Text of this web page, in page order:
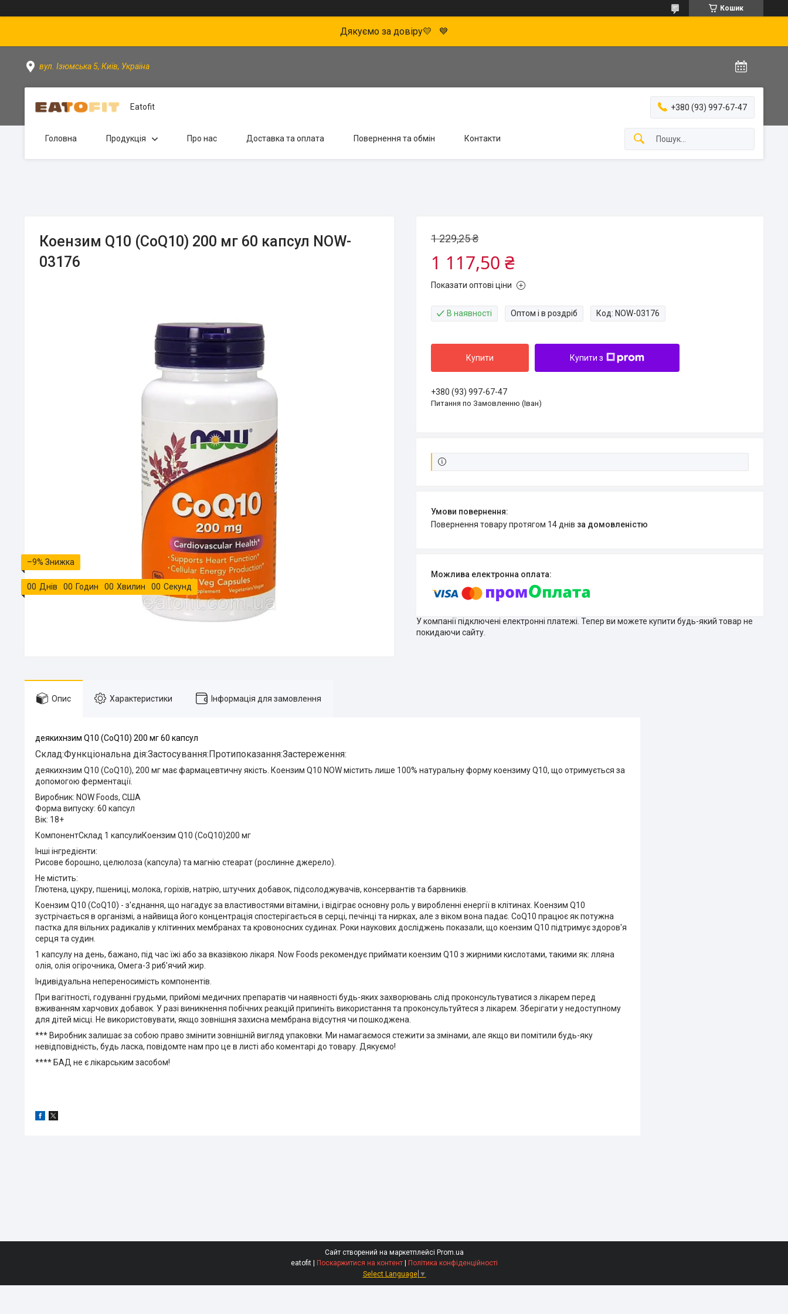
Кошик
Дякуємо за довіру💛 💙
вул. Ізюмська 5, Київ, Україна
Eatofit +380 (93) 997-67-47
Головна Продукція Про нас Доставка та оплата Повернення та обмін Контакти
Коензим Q10 (CoQ10) 200 мг 60 капсул NOW-
03176
–9%
00 Днів 00 Годин 00 Хвилин 00 Секунд
1 229,25 ₴
1 117,50 ₴
Показати оптові ціни
В наявності Оптом і в роздріб Код: NOW-03176
Купити Купити з
+380 (93) 997-67-47
Питання по Замовленню (Іван)
повернення товару протягом 14 днів за домовленістю
У компанії підключені електронні платежі. Тепер ви можете купити будь-який товар не
покидаючи сайту.
Опис Характеристики Інформація для замовлення
деякихнзим Q10 (CoQ10) 200 мг 60 капсул
Склад:Функціональна дія:Застосування:Протипоказання:Застереження:
деякихнзим Q10 (CoQ10), 200 мг має фармацевтичну якість. Коензим Q10 NOW містить лише 100% натуральну форму коензиму Q10, що отримується за
допомогою ферментації.
Виробник: NOW Foods, США
Форма випуску: 60 капсул
Вік: 18+
КомпонентСклад 1 капсулиКоензим Q10 (CoQ10)200 мг
Інші інгредієнти:
Рисове борошно, целюлоза (капсула) та магнію стеарат (рослинне джерело).
Не містить:
Глютена, цукру, пшениці, молока, горіхів, натрію, штучних добавок, підсолоджувачів, консервантів та барвників.
Коензим Q10 (CoQ10) - з'єднання, що нагадує за властивостями вітаміни, і відіграє основну роль у виробленні енергії в клітинах. Коензим Q10
зустрічається в організмі, а найвища його концентрація спостерігається в серці, печінці та нирках, але з віком вона падає. CoQ10 працює як потужна
пастка для вільних радикалів у клітинних мембранах та кровоносних судинах. Роки наукових досліджень показали, що коензим Q10 підтримує здоров'я
серця та судин.
1 капсулу на день, бажано, під час їжі або за вказівкою лікаря. Now Foods рекомендує приймати коензим Q10 з жирними кислотами, такими як: лляна
олія, олія огірочника, Омега-3 риб'ячий жир.
Індивідуальна непереносимість компонентів.
При вагітності, годуванні грудьми, прийомі медичних препаратів чи наявності будь-яких захворювань слід проконсультуватися з лікарем перед
вживанням харчових добавок. У разі виникнення побічних реакцій припиніть використання та проконсультуйтеся з лікарем. Зберігати у недоступному
для дітей місці. Не використовувати, якщо зовнішня захисна мембрана відсутня чи пошкоджена.
*** Виробник залишає за собою право змінити зовнішній вигляд упаковки. Ми намагаємося стежити за змінами, але якщо ви помітили будь-яку
невідповідність, будь ласка, повідомте нам про це в листі або коментарі до товару. Дякуємо!
**** БАД не є лікарським засобом!
Сайт створений на маркетплейсі Prom.ua
Поскаржитися на контент
Політика конфіденційності
Select Language ▼